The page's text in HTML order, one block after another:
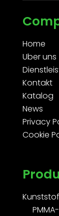
Home
Uber uns
Kontakt
Katalog
News
Privacy
Cookie